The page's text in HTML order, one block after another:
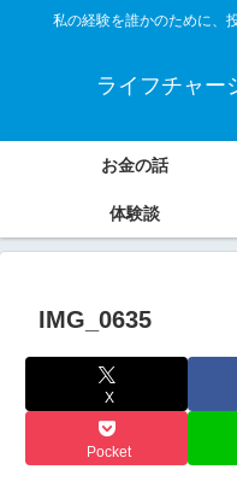
私の経験を誰かのために、
ライフチャ
お金の話
体験談
IMG_0635
X
Pocket